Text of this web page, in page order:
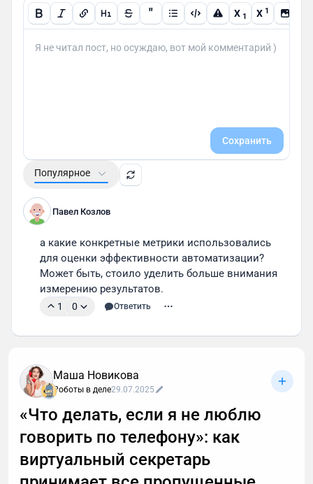
" X 1 X 1
Сохранить
Популярное
Павел Козлов
а какие конкретные метрики использовались
для оценки эффективности автоматизации?
Может быть, стоило уделить больше внимания
измерению результатов.
1 0 Ответить
Маша Новикова
Роботы в деле29.07.2025
«Что делать, если я не люблю
говорить по телефону»: как
виртуальный секретарь